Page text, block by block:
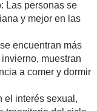
Las personas se
y mejor en las
encuentran más
muestran
a comer y dormir
el interés sexual,